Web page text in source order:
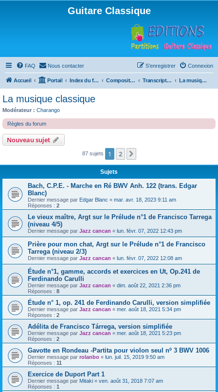
Guitare Classique
FAQ Nous contacter Connexion
S’enregistrer
Accueil Portail Index du forum Compositions Transcriptions et arrangements La musique classique
La musique classique
Modérateur : Charango
Règles du forum
Nouveau sujet
87 sujets 1 2
Sujets
Bach, C.P.E. - Marche en Ré BWV Anh. 122 (trans. Edgar
Blanc)
Dernier message par Edgar Blanc « mar. avr. 18, 2023 9:11 am
Réponses : 2
Le vieux maître, Argt sur le Prélude n°1 de Francisco Tarrega
(niveau 4/5)
Dernier message par Jazz cancan « lun. févr. 07, 2022 12:43 pm
Prière pour mon chat, Argt sur le Prélude n°1 de Francisco
Tarrega (niveau 2/3)
Dernier message par Jazz cancan « lun. févr. 07, 2022 12:08 am
Étude n°1, gamme, accords et exercices en Ut, Op.241 de
Ferdinando Carulli
Dernier message par Jazz cancan « dim. août 22, 2021 2:36 pm
Réponses : 8
Étude n° 1, op. 241 de Ferdinando Carulli, version simplifiée
Dernier message par Jazz cancan « mer. août 18, 2021 5:34 pm
Réponses : 2
Adélita de Francisco Tárrega, version simplifiée
Dernier message par Jazz cancan « mer. août 18, 2021 5:23 pm
Réponses : 2
Gavotte en Rondeau -Partita pour violon seul nº 3 BWV 1006
Dernier message par rolanbo « lun. juil. 15, 2019 9:50 am
Réponses : 11
Exercice de Duport Part 1
Dernier message par Mitaki « ven. août 31, 2018 7:07 am
Réponses : 1